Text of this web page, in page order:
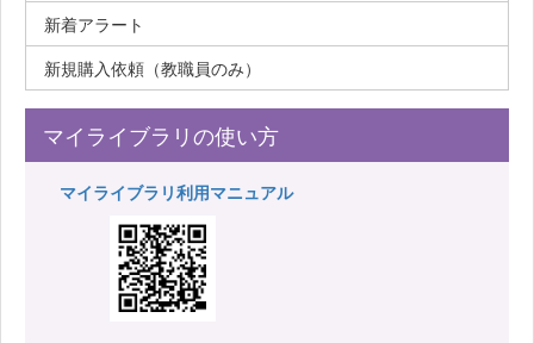
新着アラート
新規購入依頼（教職員のみ）
マイライブラリの使い方
マイライブラリ利用マニュアル